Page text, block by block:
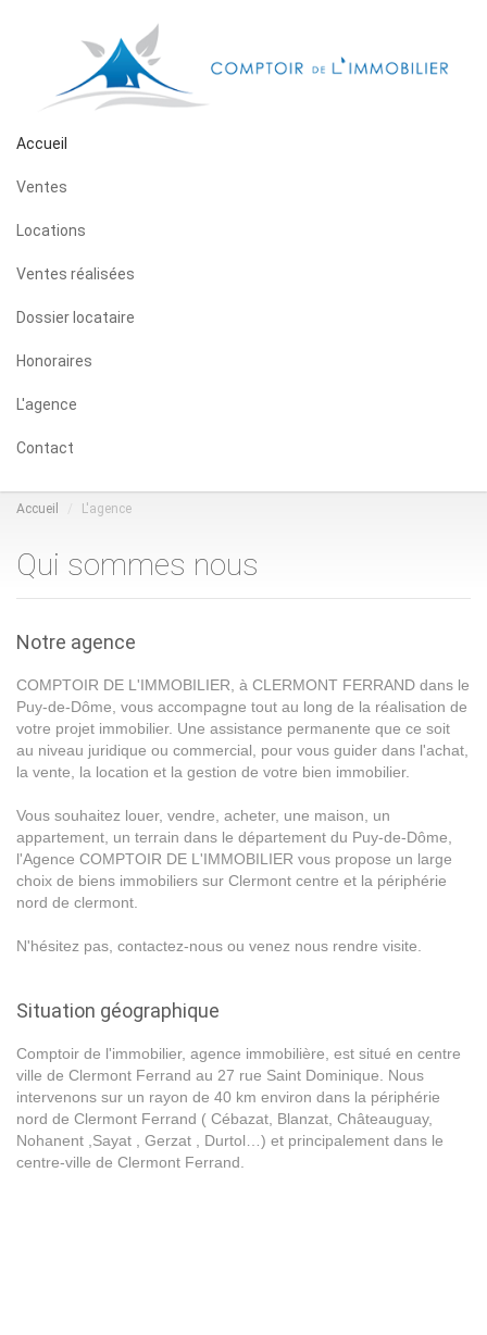
Accueil
Ventes
Locations
Ventes réalisées
Dossier locataire
Honoraires
L'agence
Contact
Accueil L'agence
Qui sommes nous
Notre agence
COMPTOIR DE L'IMMOBILIER, à CLERMONT FERRAND dans le
Puy-de-Dôme, vous accompagne tout au long de la réalisation de
votre projet immobilier. Une assistance permanente que ce soit
au niveau juridique ou commercial, pour vous guider dans l'achat,
la vente, la location et la gestion de votre bien immobilier.
Vous souhaitez louer, vendre, acheter, une maison, un
appartement, un terrain dans le département du Puy-de-Dôme,
l'Agence COMPTOIR DE L'IMMOBILIER vous propose un large
choix de biens immobiliers sur Clermont centre et la périphérie
nord de clermont.
N'hésitez pas, contactez-nous ou venez nous rendre visite.
Situation géographique
Comptoir de l'immobilier, agence immobilière, est situé en centre
ville de Clermont Ferrand au 27 rue Saint Dominique. Nous
intervenons sur un rayon de 40 km environ dans la périphérie
nord de Clermont Ferrand ( Cébazat, Blanzat, Châteauguay,
Nohanent ,Sayat , Gerzat , Durtol…) et principalement dans le
centre-ville de Clermont Ferrand.